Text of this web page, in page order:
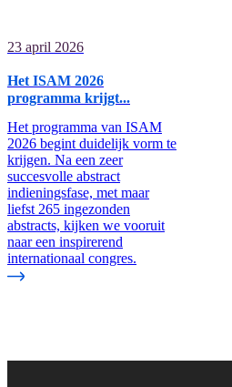
23 april 2026
Het ISAM 2026
programma krijgt...
Het programma van ISAM
2026 begint duidelijk vorm te
krijgen. Na een zeer
succesvolle abstract
indieningsfase, met maar
liefst 265 ingezonden
abstracts, kijken we vooruit
naar een inspirerend
internationaal congres.